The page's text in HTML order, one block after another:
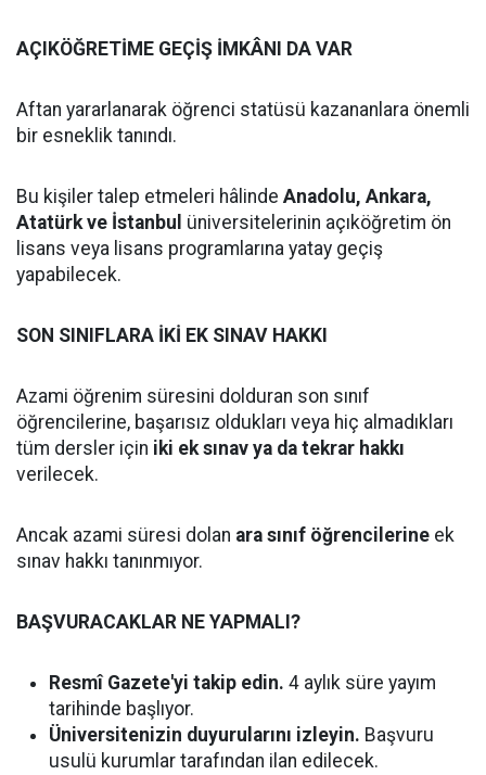
AÇIKÖĞRETİME GEÇİŞ İMKÂNI DA VAR
Aftan yararlanarak öğrenci statüsü kazananlara önemli
bir esneklik tanındı.
Bu kişiler talep etmeleri hâlinde Anadolu, Ankara,
Atatürk ve İstanbul üniversitelerinin açıköğretim ön
lisans veya lisans programlarına yatay geçiş
yapabilecek.
SON SINIFLARA İKİ EK SINAV HAKKI
Azami öğrenim süresini dolduran son sınıf
öğrencilerine, başarısız oldukları veya hiç almadıkları
tüm dersler için iki ek sınav ya da tekrar hakkı
verilecek.
Ancak azami süresi dolan ara sınıf öğrencilerine ek
sınav hakkı tanınmıyor.
BAŞVURACAKLAR NE YAPMALI?
Resmî Gazete'yi takip edin. 4 aylık süre yayım
tarihinde başlıyor.
Üniversitenizin duyurularını izleyin. Başvuru
usulü kurumlar tarafından ilan edilecek.